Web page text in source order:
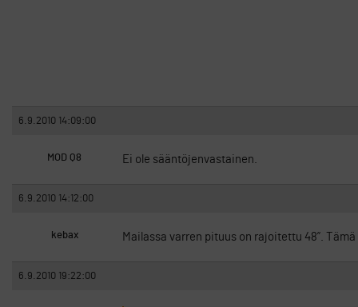
6.9.2010 14:09:00
MOD Q8 Ei ole sääntöjenvastainen.
6.9.2010 14:12:00
kebax Mailassa varren pituus on rajoitettu 48”.
6.9.2010 19:22:00